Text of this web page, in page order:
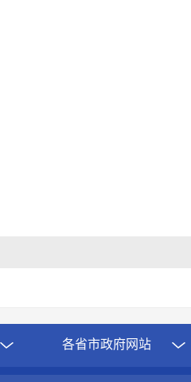
各省市政府网站